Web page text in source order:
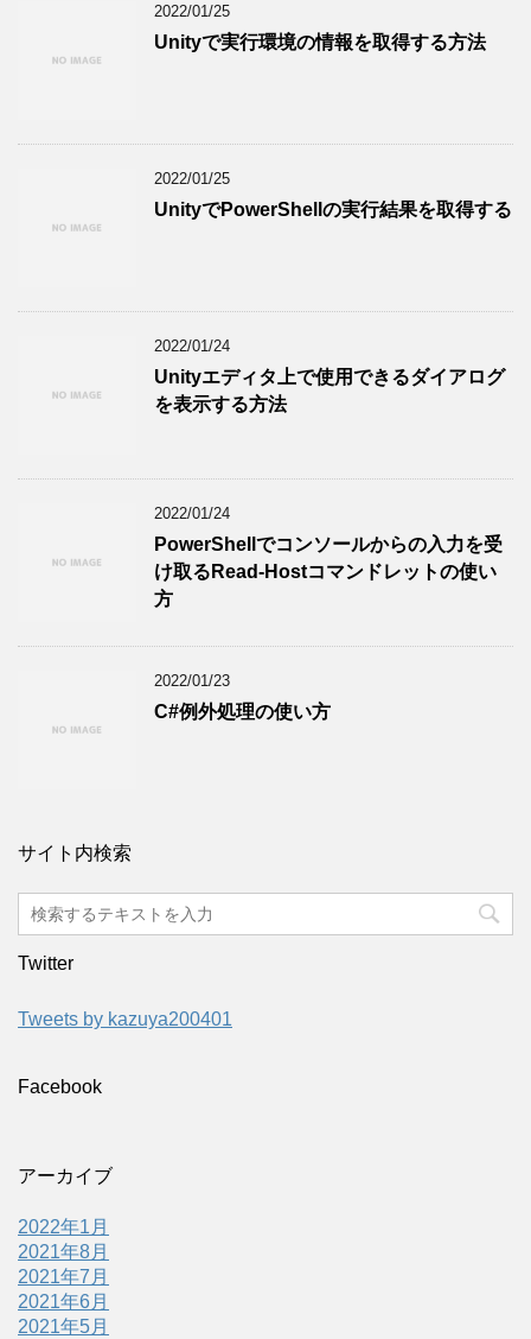
2022/01/25
Unityで実行環境の情報を取得する方法
2022/01/25
UnityでPowerShellの実行結果を取得する
2022/01/24
Unityエディタ上で使用できるダイアログ
を表示する方法
2022/01/24
PowerShellでコンソールからの入力を受
け取るRead-Hostコマンドレットの使い
方
2022/01/23
C#例外処理の使い方
サイト内検索
Twitter
Tweets by kazuya200401
Facebook
アーカイブ
2022年1月
2021年8月
2021年7月
2021年6月
2021年5月